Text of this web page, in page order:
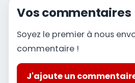
Vos commentaires
Soyez le premier à nous
commentaire !
J'ajoute un